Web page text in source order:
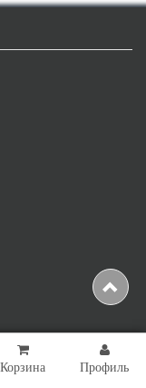
защищены.
Корзина Профиль